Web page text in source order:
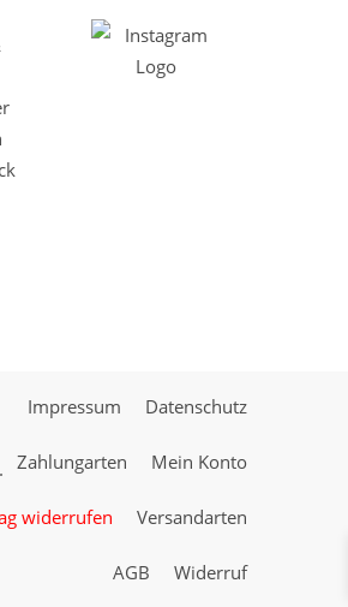
Datenschutz
Impressum
Mein Konto
Zahlungarten
Versandarten
widerrufen
Widerruf
AGB